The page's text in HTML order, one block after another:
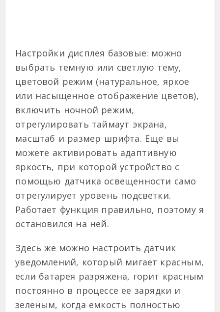
Настройки дисплея базовые: можно
выбрать темную или светлую тему,
цветовой режим (натуральное, яркое
или насыщенное отображение цветов),
включить ночной режим,
отрегулировать таймаут экрана,
масштаб и размер шрифта. Еще вы
можете активировать адаптивную
яркость, при которой устройство с
помощью датчика освещенности само
отрегулирует уровень подсветки.
Работает функция правильно, поэтому я
остановился на ней.
Здесь же можно настроить датчик
уведомлений, который мигает красным,
если батарея разряжена, горит красным
постоянно в процессе ее зарядки и
зеленым, когда емкость полностью